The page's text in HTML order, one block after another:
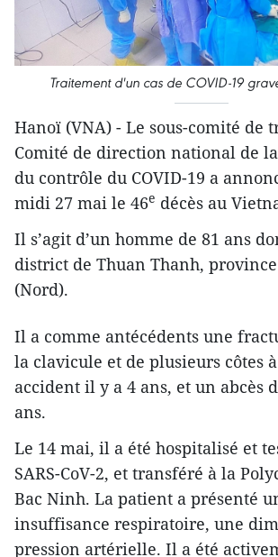
Traitement d'un cas de COVID-19
Hanoï (VNA) - Le sous-comité de
Comité de direction national de
du contrôle du COVID-19 a
midi 27 mai le 46e décès au
Il s’agit d’un homme de 81 ans
district de Thuan Thanh,
(Nord).
Il a comme antécédents une
la clavicule et de plusieurs côtes
accident il y a 4 ans, et un abcès
ans.
Le 14 mai, il a été hospitalisé et
SARS-CoV-2, et transféré à la
Bac Ninh. La patient a présenté
insuffisance respiratoire, une
pression artérielle. Il a été